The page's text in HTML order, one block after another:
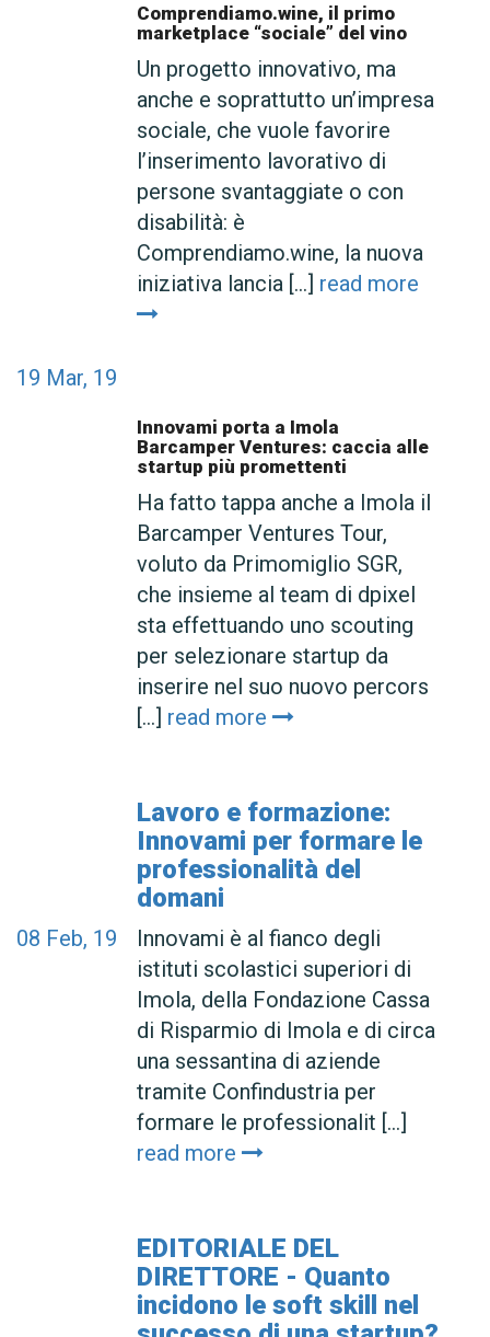
Comprendiamo.wine, il primo
marketplace “sociale” del vino
Un progetto innovativo, ma
anche e soprattutto un’impresa
sociale, che vuole favorire
l’inserimento lavorativo di
persone svantaggiate o con
disabilità: è
Comprendiamo.wine, la nuova
iniziativa lancia [...] read more
Innovami porta a Imola
Barcamper Ventures: caccia alle
startup più promettenti
19 Mar, 19
Ha fatto tappa anche a Imola il
Barcamper Ventures Tour,
voluto da Primomiglio SGR,
che insieme al team di dpixel
sta effettuando uno scouting
per selezionare startup da
inserire nel suo nuovo percors
[...] read more
Lavoro e formazione:
Innovami per formare le
professionalità del
domani
08 Feb, 19
Innovami è al fianco degli
istituti scolastici superiori di
Imola, della Fondazione Cassa
di Risparmio di Imola e di circa
una sessantina di aziende
tramite Confindustria per
formare le professionalit [...]
read more
EDITORIALE DEL
DIRETTORE - Quanto
incidono le soft skill nel